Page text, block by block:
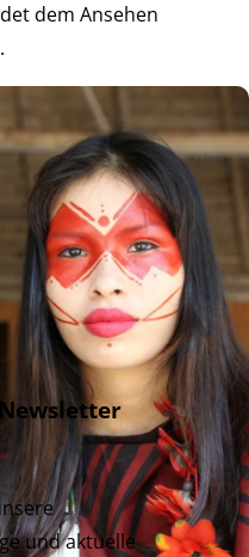
dem Ansehen
und aktuelle